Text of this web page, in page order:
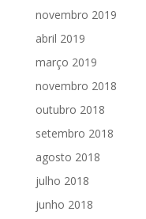
novembro 2019
abril 2019
março 2019
novembro 2018
outubro 2018
setembro 2018
agosto 2018
julho 2018
junho 2018